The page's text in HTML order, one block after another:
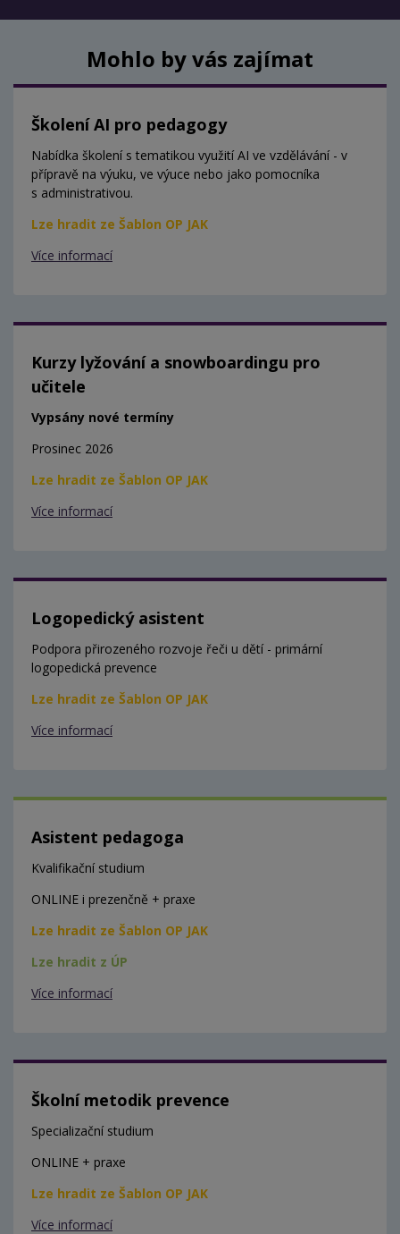
Mohlo by vás zajímat
Školení AI pro pedagogy
Nabídka školení s tematikou využití AI ve vzdělávání - v
přípravě na výuku, ve výuce nebo jako pomocníka
s administrativou.
Lze hradit ze Šablon OP JAK
Více informací
Kurzy lyžování a snowboardingu pro
učitele
Vypsány nové termíny
Prosinec 2026
Lze hradit ze Šablon OP JAK
Více informací
Logopedický asistent
Podpora přirozeného rozvoje řeči u dětí - primární
logopedická prevence
Lze hradit ze Šablon OP JAK
Více informací
Asistent pedagoga
Kvalifikační studium
ONLINE i prezenčně + praxe
Lze hradit ze Šablon OP JAK
Lze hradit z ÚP
Více informací
Školní metodik prevence
Specializační studium
ONLINE + praxe
Lze hradit ze Šablon OP JAK
Více informací